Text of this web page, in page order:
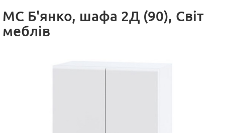
МC Б'янко, шафа 2Д (90), Світ
меблів